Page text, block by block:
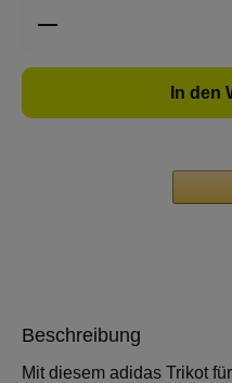
Produkt Anzahl:
In den
Beschreibung
Mit diesem adidas Trikot